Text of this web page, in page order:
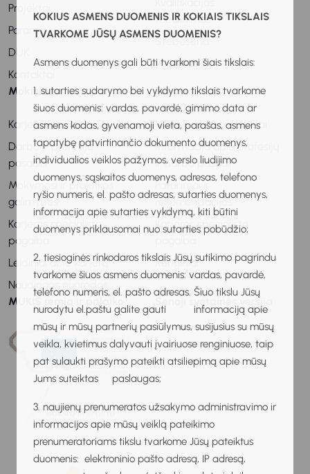
KOKIUS ASMENS DUOMENIS IR KOKIAIS TIKSLAIS
TVARKOME JŪSŲ ASMENS DUOMENIS?
Asmens duomenys gali būti tvarkomi šiais tikslais:
1. sutarties sudarymo bei vykdymo tikslais tvarkome
šiuos duomenis: vardas, pavardė, gimimo data ar
asmens kodas, gyvenamoji vieta, parašas, asmens
tapatybę patvirtinančio dokumento duomenys,
individualios veiklos pažymos, verslo liudijimo
duomenys, sąskaitos duomenys, adresas, telefono
ryšio numeris, el. pašto adresas, sutarties duomenys,
informacija apie sutarties vykdymą, kiti būtini
duomenys priklausomai nuo sutarties pobūdžio;
2. tiesioginės rinkodaros tikslais Jūsų sutikimo pagrindu
tvarkome šiuos asmens duomenis: vardas, pavardė,
telefono numeris, el. pašto adresas. Šiuo tikslu Jūsų
nurodytu el.paštu galite gauti informaciją apie
mūsų ir mūsų partnerių pasiūlymus, susijusius su mūsų
veikla, kvietimus dalyvauti įvairiuose renginiuose, taip
pat sulaukti prašymo pateikti atsiliepimą apie mūsų
Jums suteiktas paslaugas;
3. naujienų prenumeratos užsakymo administravimo ir
informacijos apie mūsų veiklą pateikimo
prenumeratoriams tikslu tvarkome Jūsų pateiktus
duomenis: elektroninio pašto adresą, IP adresą,
Projektai
Parama
DUK
Kontaktai
tobulinimas
Stebėsena
Pagalba
Mokiniams
Karjeros vadovas
Darbo ir profesijų
pasaulis
Mokymosi ir praktikos
galimybės
Karjeros specialisto
pagalba
Leidiniai apie karjerą
Naudingos nuorodos
Tėvams
Vaiko ugdymas karjerai
Informacija apie profesijų
ir darbo pasaulį
Patarimai ir
rekomendacijos
Karjeros specialisto
Renginiai
MUKIS remia ir palaiko Senoji svetainės versija